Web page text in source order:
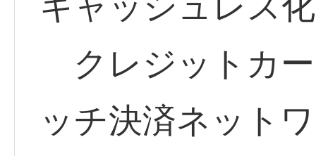
クレジットカ
ッチ決済ネット